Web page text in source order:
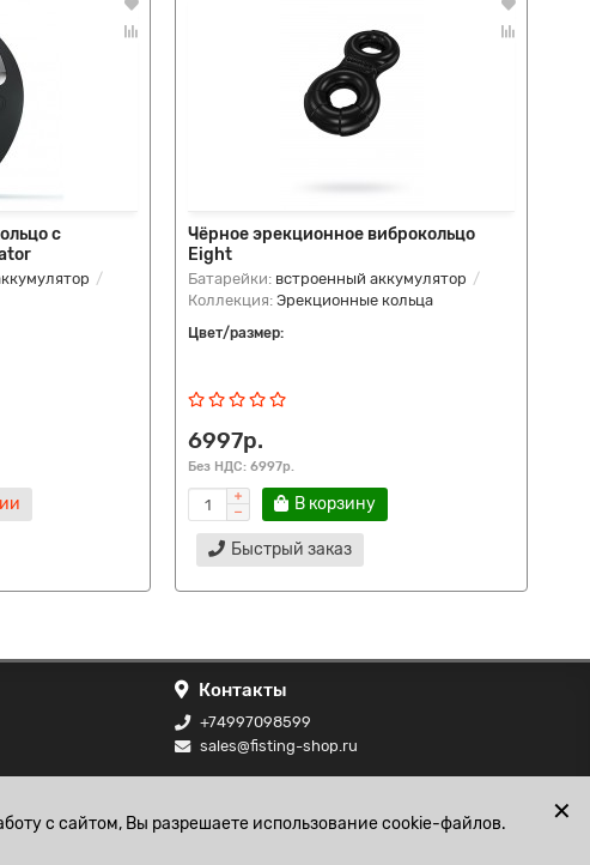
с
Чёрное эрекционное виброкольцо
Eight
Батарейки: встроенный аккумулятор
Коллекция: Эрекционные кольца
Цвет/размер:
6997р.
Без НДС: 6997р.
В корзину
Быстрый заказ
Контакты
+74997098599
sales@fisting-shop.ru
✕
с сайтом, Вы разрешаете использование cookie-файлов.